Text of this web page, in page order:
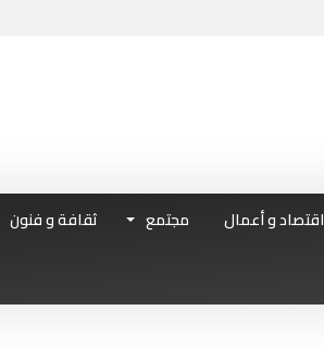
اقتصاد و أعمال مجتمع ثقافة و فنون